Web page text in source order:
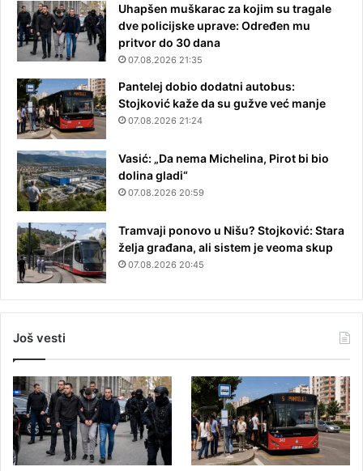
Uhapšen muškarac za kojim su tragale
dve policijske uprave: Određen mu
pritvor do 30 dana
07.08.2026 21:35
Pantelej dobio dodatni autobus:
Stojković kaže da su gužve već manje
07.08.2026 21:24
Vasić: „Da nema Michelina, Pirot bi bio
dolina gladi“
07.08.2026 20:59
Tramvaji ponovo u Nišu? Stojković: Stara
želja građana, ali sistem je veoma skup
07.08.2026 20:45
Još vesti